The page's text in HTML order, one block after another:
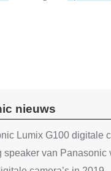
nieuws
Lumix G100 digitale
speaker van Panasonic